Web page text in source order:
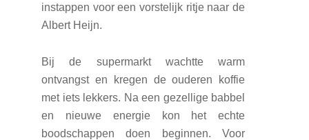
instappen voor een vorstelijk ritje naar de
Albert Heijn.
Bij de supermarkt wachtte warm
ontvangst en kregen de ouderen koffie
met iets lekkers. Na een gezellige babbel
en nieuwe energie kon het echte
boodschappen doen beginnen. Voor